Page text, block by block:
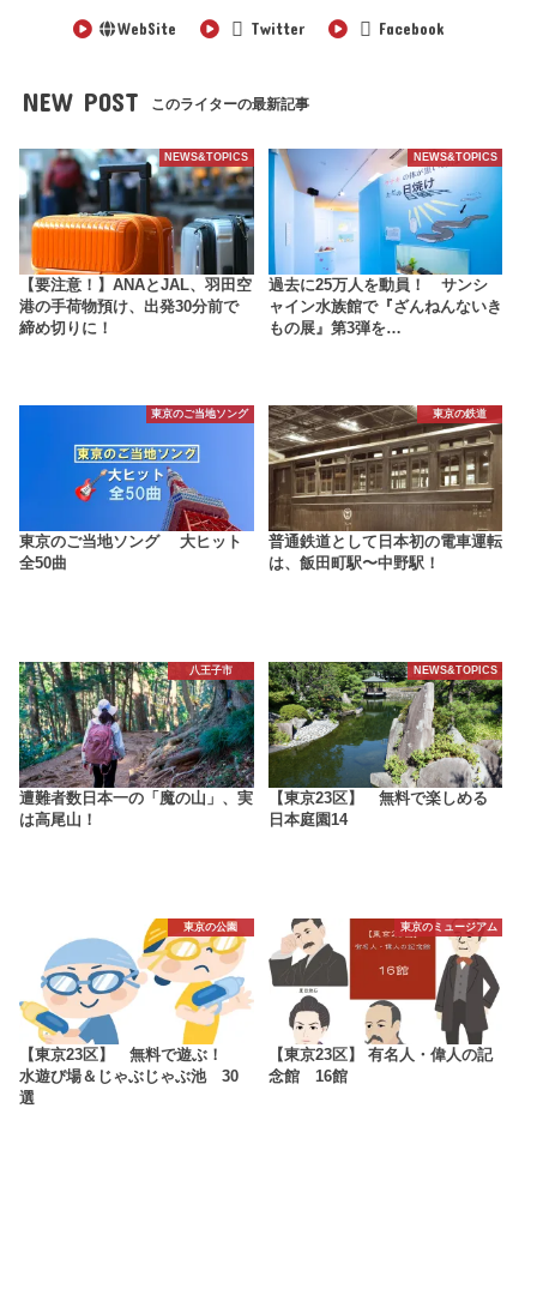
WebSite Twitter Facebook
NEW POST このライターの最新記事
NEWS&TOPICS
【要注意！】ANAとJAL、羽田空
港の手荷物預け、出発30分前で
締め切りに！
NEWS&TOPICS
過去に25万人を動員！ サンシ
ャイン水族館で『ざんねんないき
もの展』第3弾を…
東京のご当地ソング
東京のご当地ソング 大ヒット
全50曲
東京の鉄道
普通鉄道として日本初の電車運転
は、飯田町駅〜中野駅！
八王子市
遭難者数日本一の「魔の山」、実
は高尾山！
NEWS&TOPICS
【東京23区】 無料で楽しめる
日本庭園14
東京の公園
【東京23区】 無料で遊ぶ！
水遊び場＆じゃぶじゃぶ池 30
選
東京のミュージアム
【東京23区】 有名人・偉人の記
念館 16館